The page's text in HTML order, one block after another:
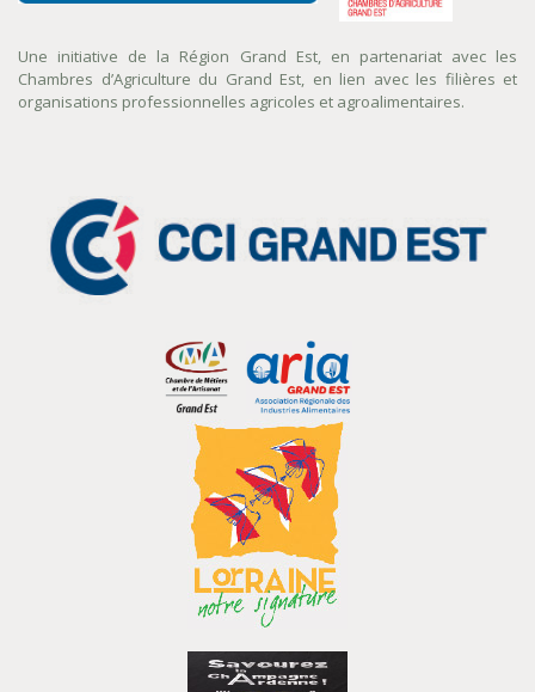
Une initiative de la Région Grand Est, en partenariat avec les
Chambres d’Agriculture du Grand Est, en lien avec les filières et
organisations professionnelles agricoles et agroalimentaires.